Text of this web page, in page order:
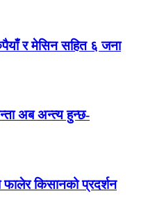
र मेसिन सहित ६ जना
अब अन्त्य हुन्छ-
किसानको प्रदर्शन